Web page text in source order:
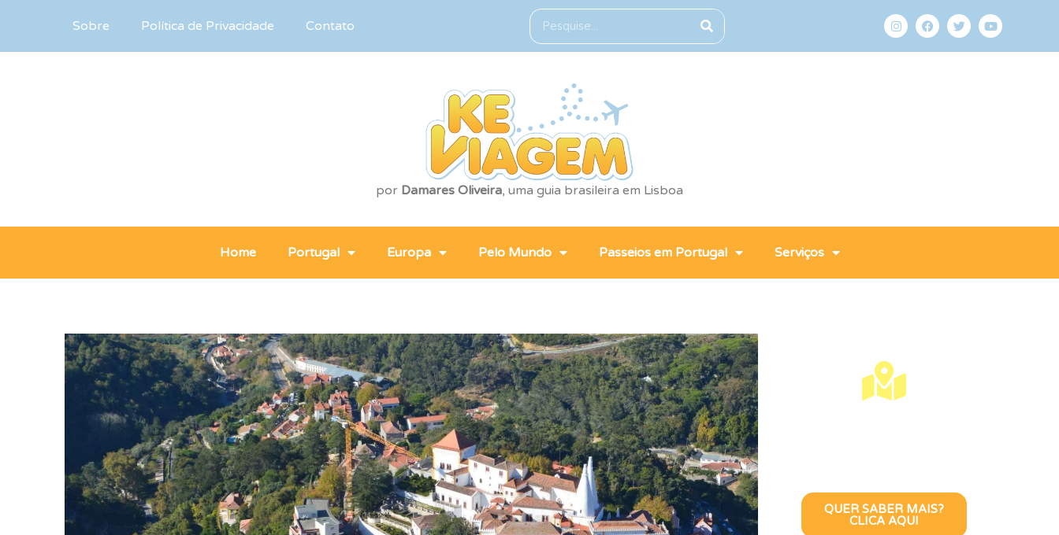
Sobre Política de Privacidade Contato
por Damares Oliveira, uma guia brasileira em Lisboa
Home Portugal Europa Pelo Mundo Passeios em Portugal Serviços
QUER SABER MAIS?
CLICA AQUI